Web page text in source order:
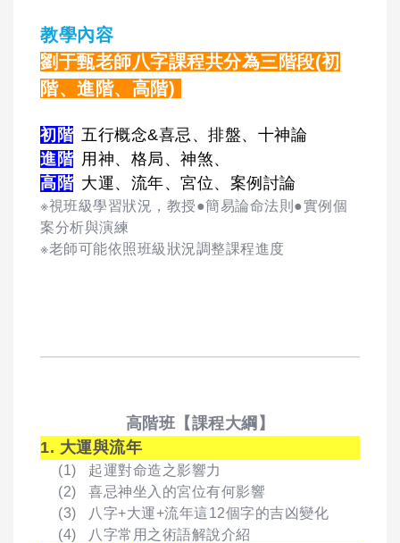
教學內容
劉于甄老師八字課程共分為三階段(初
階、進階、高階)
初階 五行概念&喜忌、排盤、十神論
進階 用神、格局、神煞、
高階 大運、流年、宮位、案例討論
※視班級學習狀況，教授●簡易論命法則●實例個
案分析與演練
※老師可能依照班級狀況調整課程進度
高階班【課程大綱】
1. 大運與流年
(1) 起運對命造之影響力
(2) 喜忌神坐入的宮位有何影響
(3) 八字+大運+流年這12個字的吉凶變化
(4) 八字常用之術語解說介紹